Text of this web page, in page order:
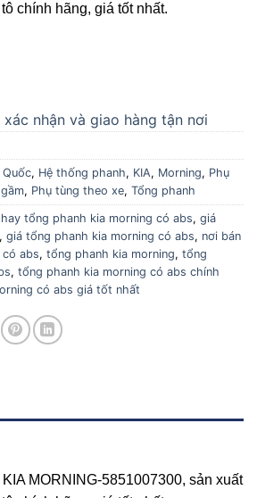
chính hãng, giá tốt nhất.
xác nhận và giao hàng tận nơi
Quốc, Hệ thống phanh, KIA, Morning, Phụ
, Phụ tùng theo xe, Tổng phanh
tổng phanh kia morning có abs, giá
, giá tổng phanh kia morning có abs, nơi bán
abs, tổng phanh kia morning, tổng
, tổng phanh kia morning có abs chính
có abs giá tốt nhất
MORNING-5851007300, sản xuất